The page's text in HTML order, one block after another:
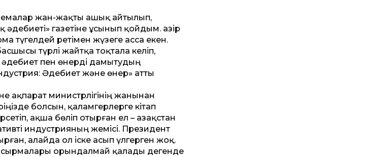
жан-жақты ашық айтылып,
газетіне ұсынып қойдым. Қазір
түгелдей ретімен жүзеге асса екен.
түрлі жайтқа тоқтала келіп,
әдебиет пен өнерді дамытудың
Әдебиет және өнер» ат­ты
ақпарат министр­лігінің жанынан
болсын, қаламгерлерге кітап
ақша бөліп отырған ел – Қазақстан
индустрияның жемісі. Президент
алайда ол іске асып үлгерген жоқ.
орындалмай қалады дегенде